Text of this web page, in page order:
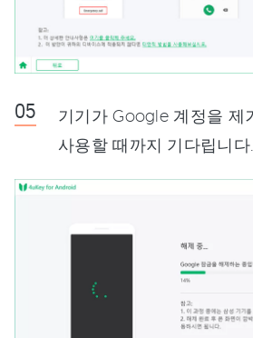
기기가 Google 계정을 제
사용할 때까지 기다립니다.